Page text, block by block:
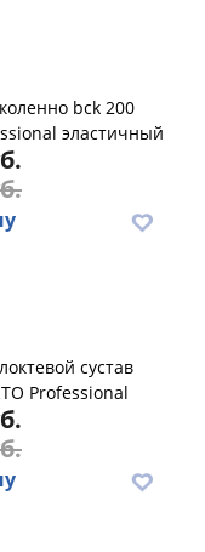
bck 200
эластичный
сустав
Professional